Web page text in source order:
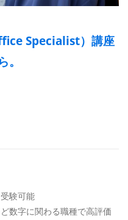
Specialist）講座
。
験可能
数字に関わる職種で高評価